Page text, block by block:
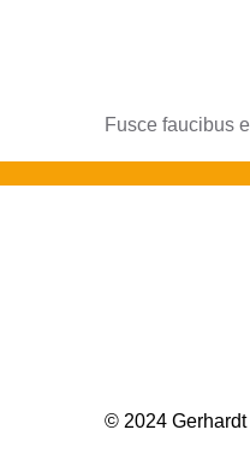
Fusce faucibus
© 2024